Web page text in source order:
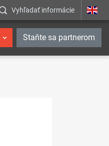
Vyhľadať informácie
Staňte sa partnerom